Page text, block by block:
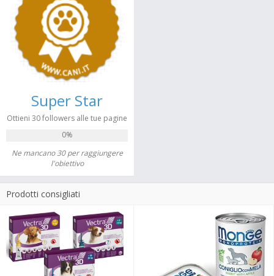
Super Star
Ottieni 30 followers alle tue pagine
0%
Ne mancano 30 per raggiungere
l'obiettivo
Prodotti consigliati